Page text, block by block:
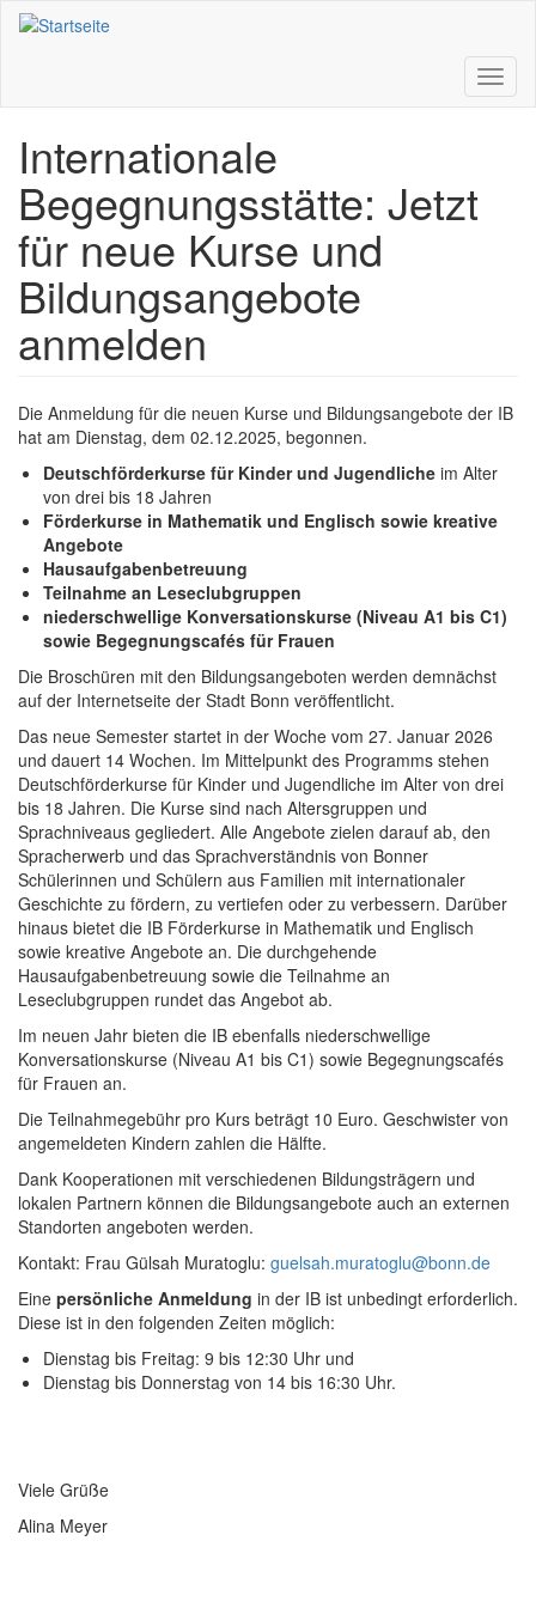
Direkt
zum
Internationale
Begegnungsstätte: Jetzt
für neue Kurse und
Bildungsangebote
anmelden
Die Anmeldung für die neuen Kurse und Bildungsangebote der IB
hat am Dienstag, dem 02.12.2025, begonnen.
Deutschförderkurse für Kinder und Jugendliche im Alter
von drei bis 18 Jahren
Förderkurse in Mathematik und Englisch sowie kreative
Angebote
Hausaufgabenbetreuung
Teilnahme an Leseclubgruppen
niederschwellige Konversationskurse (Niveau A1 bis C1)
sowie Begegnungscafés für Frauen
Die Broschüren mit den Bildungsangeboten werden demnächst
auf der Internetseite der Stadt Bonn veröffentlicht.
Das neue Semester startet in der Woche vom 27. Januar 2026
und dauert 14 Wochen. Im Mittelpunkt des Programms stehen
Deutschförderkurse für Kinder und Jugendliche im Alter von drei
bis 18 Jahren. Die Kurse sind nach Altersgruppen und
Sprachniveaus gegliedert. Alle Angebote zielen darauf ab, den
Spracherwerb und das Sprachverständnis von Bonner
Schülerinnen und Schülern aus Familien mit internationaler
Geschichte zu fördern, zu vertiefen oder zu verbessern. Darüber
hinaus bietet die IB Förderkurse in Mathematik und Englisch
sowie kreative Angebote an. Die durchgehende
Hausaufgabenbetreuung sowie die Teilnahme an
Leseclubgruppen rundet das Angebot ab.
Im neuen Jahr bieten die IB ebenfalls niederschwellige
Konversationskurse (Niveau A1 bis C1) sowie Begegnungscafés
für Frauen an.
Die Teilnahmegebühr pro Kurs beträgt 10 Euro. Geschwister von
angemeldeten Kindern zahlen die Hälfte.
Dank Kooperationen mit verschiedenen Bildungsträgern und
lokalen Partnern können die Bildungsangebote auch an externen
Standorten angeboten werden.
Kontakt: Frau Gülsah Muratoglu: guelsah.muratoglu@bonn.de
Eine persönliche Anmeldung in der IB ist unbedingt erforderlich.
Diese ist in den folgenden Zeiten möglich:
Dienstag bis Freitag: 9 bis 12:30 Uhr und
Dienstag bis Donnerstag von 14 bis 16:30 Uhr.
Viele Grüße
Alina Meyer